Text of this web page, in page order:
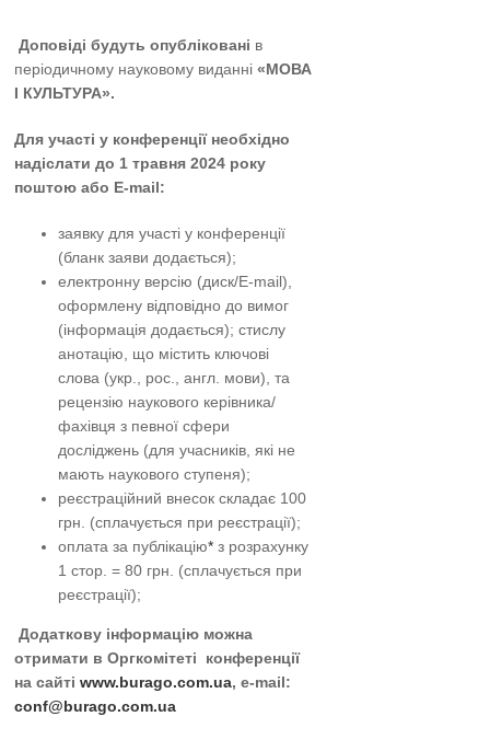
Доповіді будуть опубліковані в
періодичному науковому виданні«МОВА
І КУЛЬТУРА».
Для участі у конференції необхідно
надіслати до 1 травня 2024 року
поштою або E-mail:
заявку для участі у конференції
(бланк заяви додається);
електронну версію (диск/E-mail),
оформлену відповідно до вимог
(інформація додається); стислу
анотацію, що містить ключові
слова (укр., рос., англ. мови), та
рецензію наукового керівника/
фахівця з певної сфери
досліджень (для учасників, які не
мають наукового ступеня);
реєстраційний внесок складає 100
грн. (сплачується при реєстрації);
оплата за публікацію* з розрахунку
1 стор. = 80 грн. (сплачується при
реєстрації);
Додаткову інформацію можна
отримати в Оргкомітеті конференції
на сайтіwww.burago.com.ua, e-mail:
conf@burago.com.ua